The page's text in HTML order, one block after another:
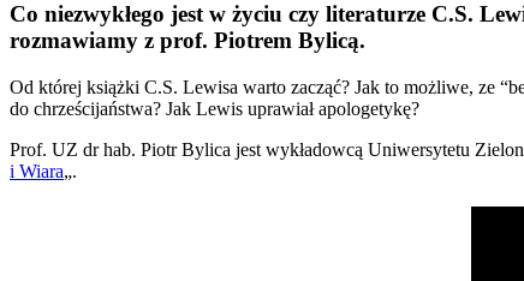
Co niezwykłego jest w życiu czy literaturze C.S.
rozmawiamy z prof. Piotrem Bylicą.
Od której książki C.S. Lewisa warto zacząć? Jak to możliwe, ze
do chrześcijaństwa? Jak Lewis uprawiał apologetykę?
Prof. UZ dr hab. Piotr Bylica jest wykładowcą Uniwersytetu
i Wiara„.